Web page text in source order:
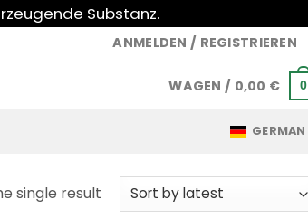
Substanz.
ANMELDEN / REGISTRIEREN
WAGEN / 0,00 € 0
GERMAN
single result